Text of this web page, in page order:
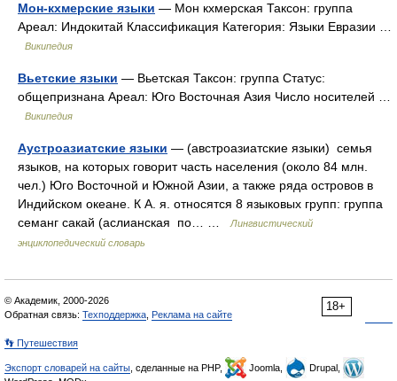
Мон-кхмерские языки — Мон кхмерская Таксон: группа
Ареал: Индокитай Классификация Категория: Языки Евразии …
Википедия
Вьетские языки — Вьетская Таксон: группа Статус:
общепризнана Ареал: Юго Восточная Азия Число носителей …
Википедия
Аустроазиатские языки — (австроазиатские языки) семья
языков, на которых говорит часть населения (около 84 млн.
чел.) Юго Восточной и Южной Азии, а также ряда островов в
Индийском океане. К А. я. относятся 8 языковых групп: группа
семанг сакай (аслианская по… …
Лингвистический
энциклопедический словарь
18+
© Академик, 2000-2026
Обратная связь: Техподдержка Реклама на сайте
👣 Путешествия
Экспорт словарей на сайты , сделанные на PHP, Joomla,
Drupal,